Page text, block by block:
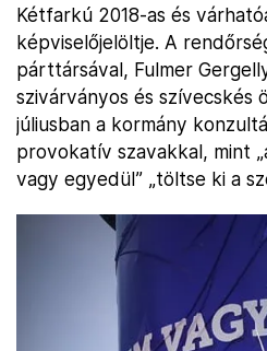
Kétfarkú 2018-as és
képviselőjelöltje. A
párttársával, Fulmer
szivárványos és szívecskés
júliusban a kormány
provokatív szavakkal, mint
vagy egyedül” „töltse ki a